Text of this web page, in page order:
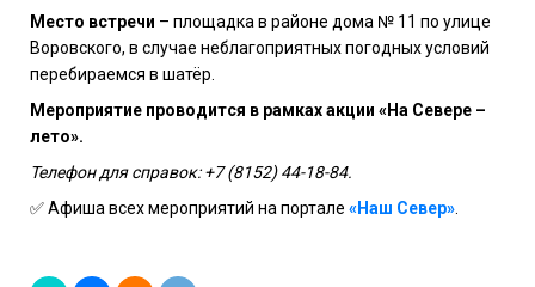
Место встречи – площадка в районе дома № 11 по улице
Воровского, в случае неблагоприятных погодных условий
перебираемся в шатёр.
Мероприятие проводится в рамках акции «На Севере –
лето».
Телефон для справок: +7 (8152) 44-18-84.
✅Афиша всех мероприятий на портале «Наш Север»